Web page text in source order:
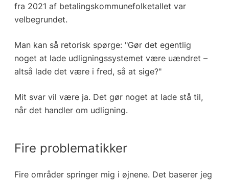
fra 2021 af betalingskommunefolketallet var
velbegrundet.
Man kan så retorisk spørge: "Gør det egentlig
noget at lade udligningssystemet være uændret –
altså lade det være i fred, så at sige?"
Mit svar vil være ja. Det gør noget at lade stå til,
når det handler om udligning.
Fire problematikker
Fire områder springer mig i øjnene. Det baserer jeg